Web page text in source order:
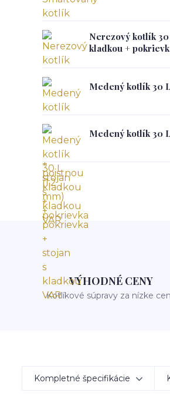
Nerezový kotlík
kladkou +
Medený kotlík 30
Medený kotlík 30
VÝHODNÉ CENY
Kotlíkové súpravy za nízke
Kompletné špecifikácie